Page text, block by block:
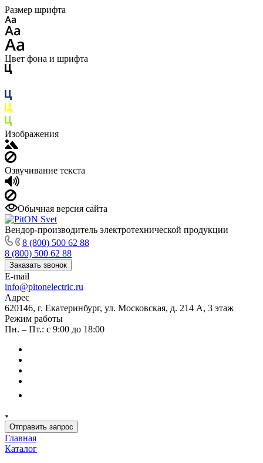
Размер шрифта
Цвет фона и шрифта
Изображения
Озвучивание текста
Обычная версия сайта
Вендор-производитель электротехнической продукции
8 (800) 500 62 88
8 (800) 500 62 88
Заказать звонок
E-mail
info@pitonelectric.ru
Адрес
620146, г. Екатеринбург, ул. Московская, д. 214 А, 3 этаж
Режим работы
Пн. – Пт.: с 9:00 до 18:00
Отправить запрос
Главная
Каталог